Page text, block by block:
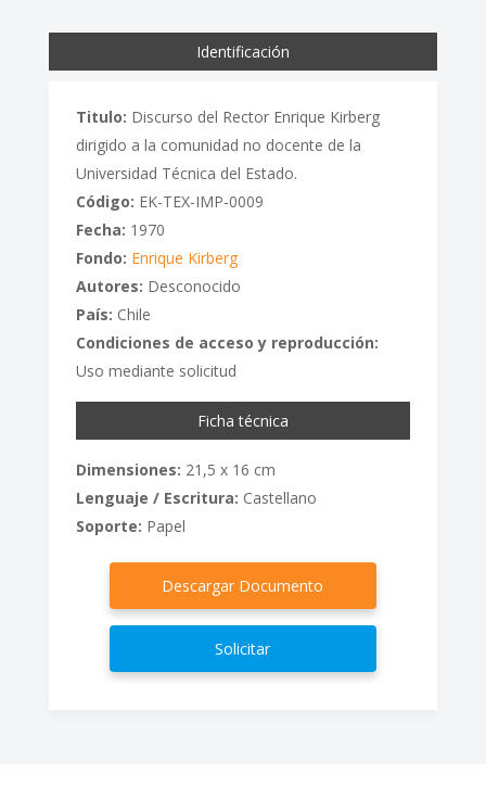
Identificación
Titulo: Discurso del Rector Enrique Kirberg
dirigido a la comunidad no docente de la
Universidad Técnica del Estado.
Código: EK-TEX-IMP-0009
Fecha: 1970
Fondo: Enrique Kirberg
Autores: Desconocido
País: Chile
Condiciones de acceso y reproducción:
Uso mediante solicitud
Ficha técnica
Dimensiones: 21,5 x 16 cm
Lenguaje / Escritura: Castellano
Soporte: Papel
Descargar Documento
Solicitar